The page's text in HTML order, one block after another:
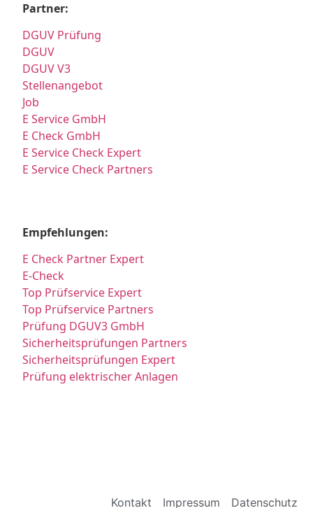
Partner:
DGUV Prüfung
DGUV
DGUV V3
Stellenangebot
Job
E Service GmbH
E Check GmbH
E Service Check Expert
E Service Check Partners
Empfehlungen:
E Check Partner Expert
E-Check
Top Prüfservice Expert
Top Prüfservice Partners
Prüfung DGUV3 GmbH
Sicherheitsprüfungen Partners
Sicherheitsprüfungen Expert
Prüfung elektrischer Anlagen
Kontakt Impressum Datenschutz